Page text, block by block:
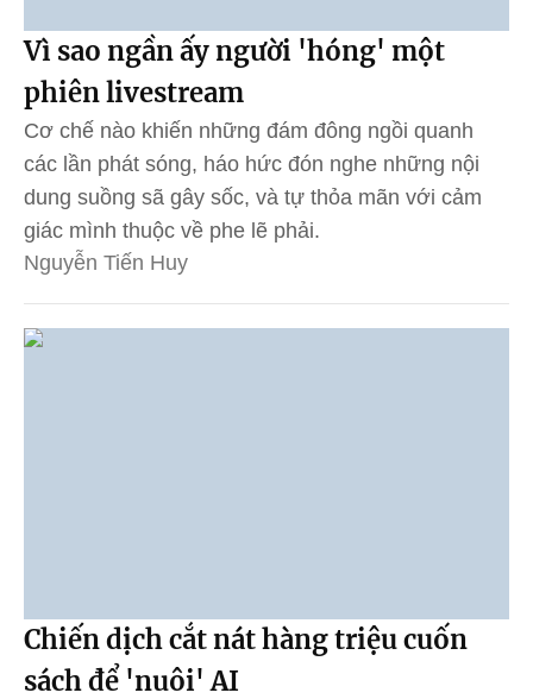
Vì sao ngần ấy người 'hóng' một
phiên livestream
Cơ chế nào khiến những đám đông ngồi quanh
các lần phát sóng, háo hức đón nghe những nội
dung suồng sã gây sốc, và tự thỏa mãn với cảm
giác mình thuộc về phe lẽ phải.
Nguyễn Tiến Huy
Chiến dịch cắt nát hàng triệu cuốn
sách để 'nuôi' AI